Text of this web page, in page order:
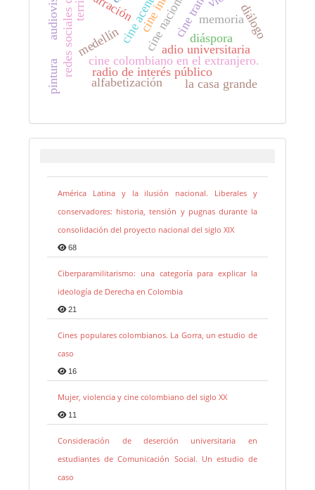
cine nacionaldiáspora
cine colombiano en el extranjero.
medellín
memoria
adio universitaria
radio de interés público
diálogo
alfabetización la casa grande
pintura
América Latina y la ilusión nacional. Liberales y
conservadores: historia, tensión y pugnas durante la
consolidación del proyecto nacional del siglo XIX
68
Ciberparamilitarismo: una categoría para explicar la
ideología de Derecha en Colombia
21
Cines populares colombianos. La Gorra, un estudio de
caso
16
Mujer, violencia y cine colombiano del siglo XX
11
Consideración de deserción universitaria en
estudiantes de Comunicación Social. Un estudio de
caso